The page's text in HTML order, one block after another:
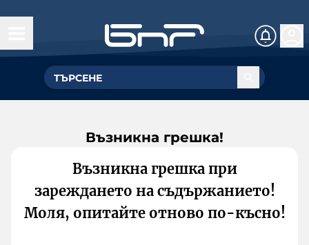
Възникна грешка!
Възникна грешка при
зареждането на съдържанието!
Моля, опитайте отново по-късно!